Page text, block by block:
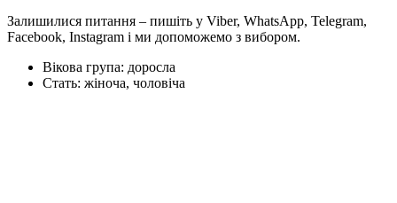
Залишилися питання – пишіть у Viber, WhatsApp, Telegram,
Facebook, Instagram і ми допоможемо з вибором.
Вікова група: доросла
Стать: жіноча, чоловіча